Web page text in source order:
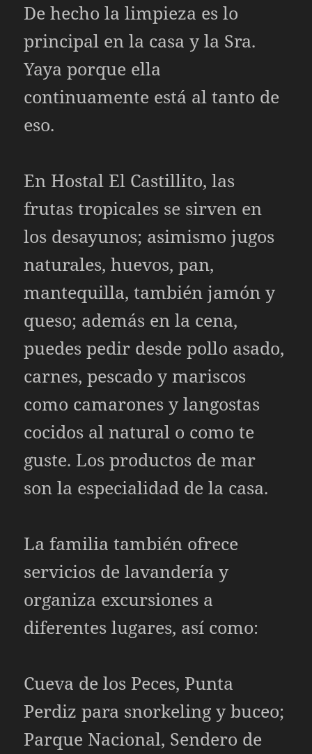
De hecho la limpieza es lo
principal en la casa y la Sra.
Yaya porque ella
continuamente está al tanto de
eso.
En Hostal El Castillito, las
frutas tropicales se sirven en
los desayunos; asimismo jugos
naturales, huevos, pan,
mantequilla, también jamón y
queso; además en la cena,
puedes pedir desde pollo asado,
carnes, pescado y mariscos
como camarones y langostas
cocidos al natural o como te
guste. Los productos de mar
son la especialidad de la casa.
La familia también ofrece
servicios de lavandería y
organiza excursiones a
diferentes lugares, así como:
Cueva de los Peces, Punta
Perdiz para snorkeling y buceo;
Parque Nacional, Sendero de